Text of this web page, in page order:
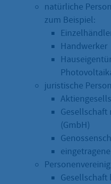
natürliche
zum Beispiel:
Handwerker
juristische
(GmbH)
Gesellschaft